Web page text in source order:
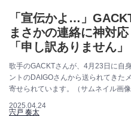
「宣伝かよ…」
まさかの連絡に神対
「申し訳ありません」
歌手のGACKTさんが、4月23日に自
ントのDAIGOさんから送られてきた
寄せられています。（サムネイル画
2025.04.24
宍戸 奏太